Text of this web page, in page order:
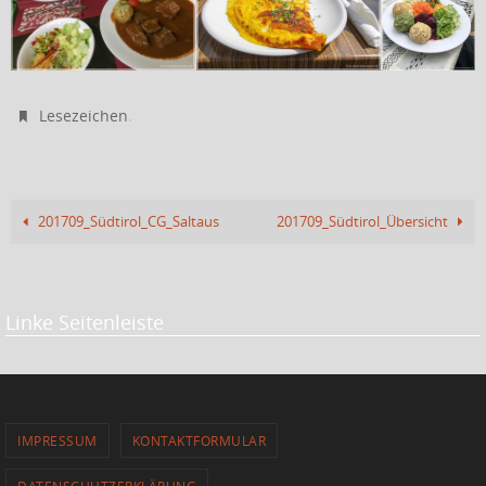
Lesezeichen.
201709_Südtirol_CG_Saltaus 201709_Südtirol_Übersicht
Linke Seitenleiste
IMPRESSUM KONTAKTFORMULAR